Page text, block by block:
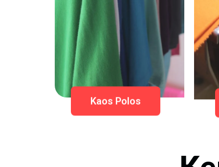
Kaos Polos